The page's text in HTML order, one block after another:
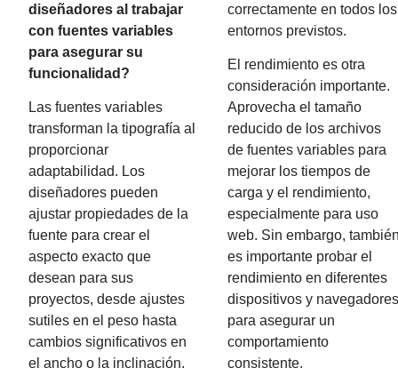
diseñadores al trabajar
con fuentes variables
para asegurar su
funcionalidad?
Las fuentes variables
transforman la tipografía al
proporcionar
adaptabilidad. Los
diseñadores pueden
ajustar propiedades de la
fuente para crear el
aspecto exacto que
desean para sus
proyectos, desde ajustes
sutiles en el peso hasta
cambios significativos en
el ancho o la inclinación.
correctamente en todos los
entornos previstos.
El rendimiento es otra
consideración importante.
Aprovecha el tamaño
reducido de los archivos
de fuentes variables para
mejorar los tiempos de
carga y el rendimiento,
especialmente para uso
web. Sin embargo,
es importante probar el
rendimiento en diferentes
dispositivos y
para asegurar un
comportamiento
consistente.